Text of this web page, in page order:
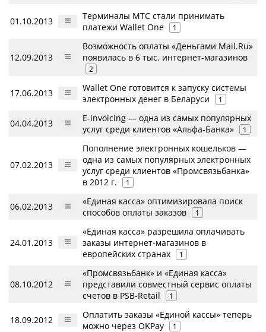
01.10.2013
Терминалы МТС стали принимать
платежи Wallet One
1
12.09.2013
Возможность оплаты «Деньгами Mail.Ru»
появилась в 6 тыс. интернет-магазинов
2
17.06.2013
Wallet One готовится к запуску системы
электронных денег в Беларуси
1
04.04.2013
Е-invoicing — одна из самых популярных
услуг среди клиентов «Альфа-Банка»
1
07.02.2013
Пополнение электронных кошельков —
одна из самых популярных электронных
услуг среди клиентов «Промсвязьбанка»
в 2012 г.
1
06.02.2013
«Единая касса» оптимизировала поиск
способов оплаты заказов
1
24.01.2013
«Единая касса» разрешила оплачивать
заказы интернет-магазинов в
европейских странах
1
08.10.2012
«Промсвязьбанк» и «Единая касса»
представили совместный сервис оплаты
счетов в PSB-Retail
1
18.09.2012
Оплатить заказы «Единой кассы» теперь
можно через OKPay
1